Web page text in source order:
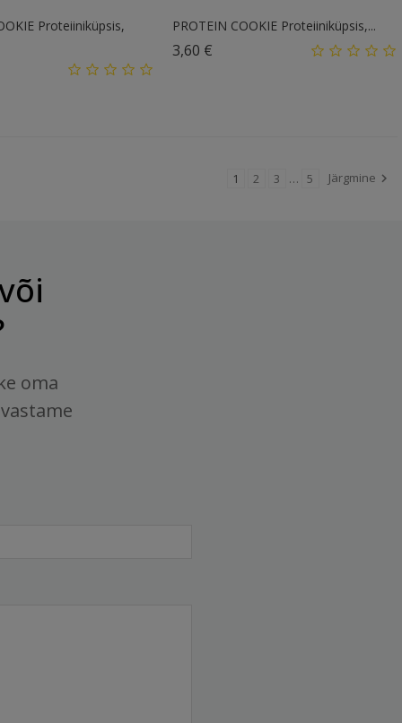
Proteiiniküpsis,
PROTEIN COOKIE Proteiiniküpsis,...
3,60 €
1 2 3 … 5 Järgmine 
oma